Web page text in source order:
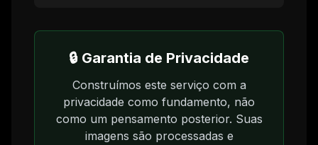
🔒 Garantia de Privacidade
Construímos este serviço com a
privacidade como fundamento, não
como um pensamento posterior. Suas
imagens são processadas e